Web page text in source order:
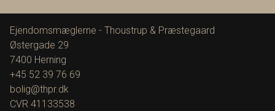
Ejendomsmæglerne - Thoustrup & Præstegaard
Østergade 29
7400 Herning
+45 52 39 76 69
bolig@thpr.dk
CVR 41133538